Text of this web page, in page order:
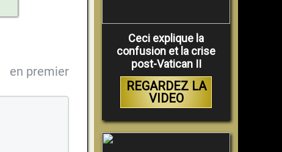
en premier
Ceci explique la
confusion et la crise
post-Vatican II
REGARDEZ LA
VIDEO